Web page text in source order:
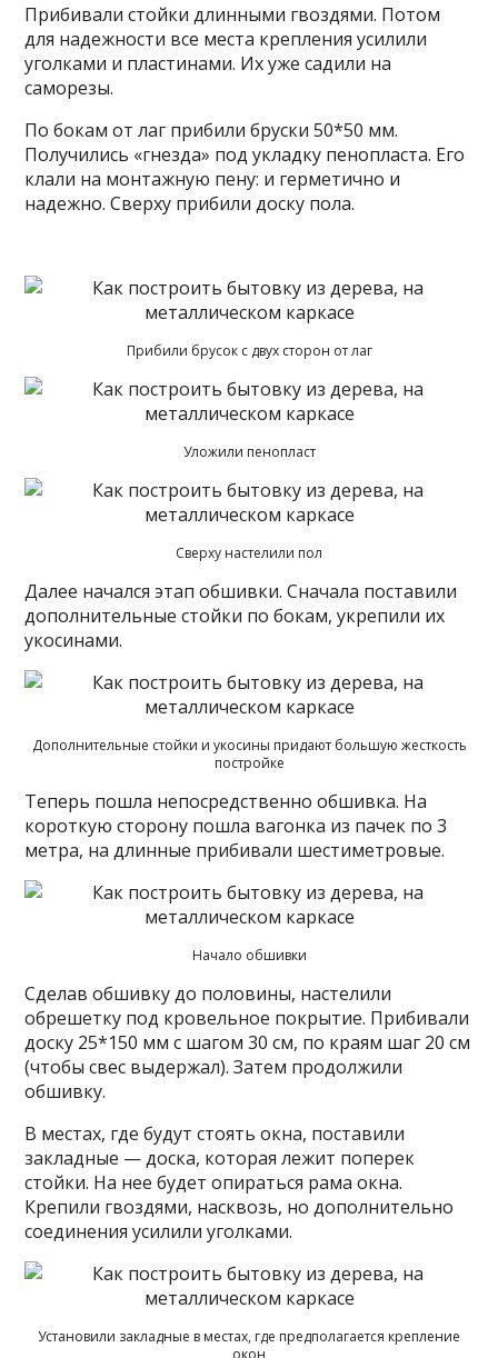
Прибивали стойки длинными гвоздями. Потом
для надежности все места крепления усилили
уголками и пластинами. Их уже садили на
саморезы.
По бокам от лаг прибили бруски 50*50 мм.
Получились «гнезда» под укладку пенопласта. Его
клали на монтажную пену: и герметично и
надежно. Сверху прибили доску пола.
Прибили брусок с двух сторон от лаг
Уложили пенопласт
Сверху настелили пол
Далее начался этап обшивки. Сначала поставили
дополнительные стойки по бокам, укрепили их
укосинами.
Дополнительные стойки и укосины придают большую жесткость
постройке
Теперь пошла непосредственно обшивка. На
короткую сторону пошла вагонка из пачек по 3
метра, на длинные прибивали шестиметровые.
Начало обшивки
Сделав обшивку до половины, настелили
обрешетку под кровельное покрытие. Прибивали
доску 25*150 мм с шагом 30 см, по краям шаг 20 см
(чтобы свес выдержал). Затем продолжили
обшивку.
В местах, где будут стоять окна, поставили
закладные — доска, которая лежит поперек
стойки. На нее будет опираться рама окна.
Крепили гвоздями, насквозь, но дополнительно
соединения усилили уголками.
Установили закладные в местах, где предполагается крепление
окон